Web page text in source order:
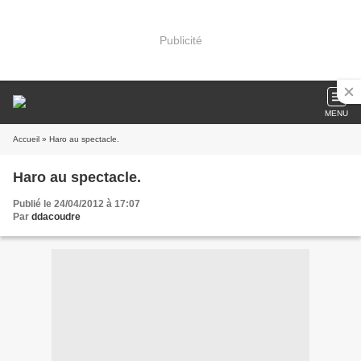
Publicité
MENU
Accueil » Haro au spectacle.
Haro au spectacle.
Publié le 24/04/2012 à 17:07
Par ddacoudre